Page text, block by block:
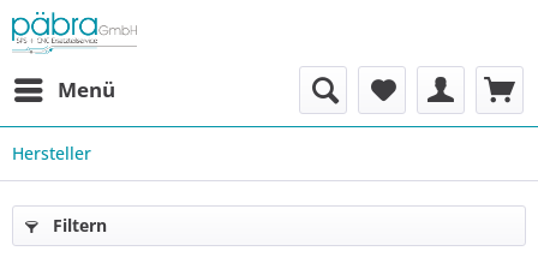
Menü
Hersteller
Filtern